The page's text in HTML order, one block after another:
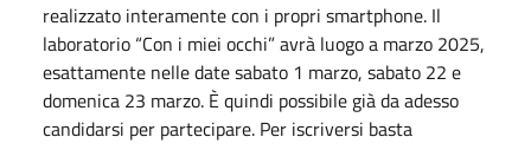
realizzato interamente con i propri smartphone. Il
laboratorio “Con i miei occhi” avrà luogo a marzo 2025,
esattamente nelle date sabato 1 marzo, sabato 22 e
domenica 23 marzo. È quindi possibile già da adesso
candidarsi per partecipare. Per iscriversi basta